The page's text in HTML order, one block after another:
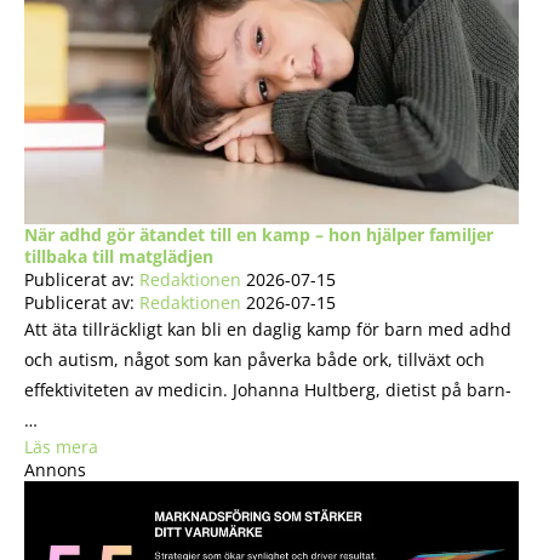
När adhd gör ätandet till en kamp – hon hjälper familjer
tillbaka till matglädjen
Publicerat av: Redaktionen 2026-07-15
Publicerat av: Redaktionen 2026-07-15
Att äta tillräckligt kan bli en daglig kamp för barn med adhd
och autism, något som kan påverka både ork, tillväxt och
effektiviteten av medicin. Johanna Hultberg, dietist på barn-
…
Läs mera
Annons